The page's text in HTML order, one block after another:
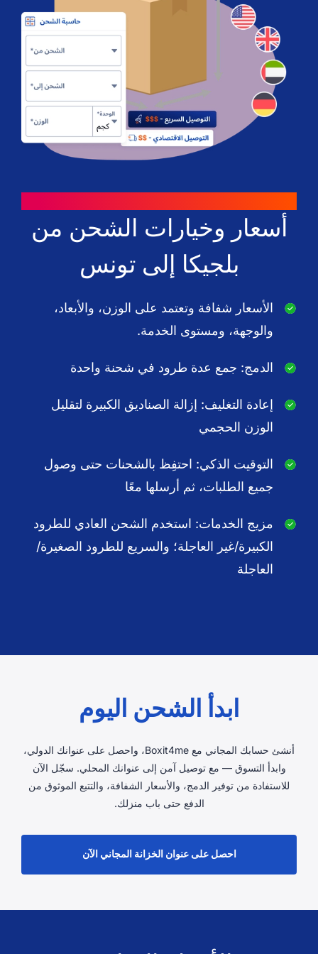
أسعار وخيارات الشحن من
بلجيكا إلى تونس
الأسعار شفافة وتعتمد على الوزن، والأبعاد،
والوجهة، ومستوى الخدمة.
الدمج: جمع عدة طرود في شحنة واحدة
إعادة التغليف: إزالة الصناديق الكبيرة لتقليل
الوزن الحجمي
التوقيت الذكي: احتفِظ بالشحنات حتى وصول
جميع الطلبات، ثم أرسلها معًا
مزيج الخدمات: استخدم الشحن العادي للطرود
الكبيرة/غير العاجلة؛ والسريع للطرود الصغيرة/
العاجلة
ابدأ الشحن اليوم
أنشئ حسابك المجاني مع Boxit4me، واحصل على عنوانك الدولي،
وابدأ التسوق — مع توصيل آمن إلى عنوانك المحلي. سجّل الآن
للاستفادة من توفير الدمج، والأسعار الشفافة، والتتبع الموثوق من
الدفع حتى باب منزلك.
احصل على عنوان الخزانة المجاني الآن